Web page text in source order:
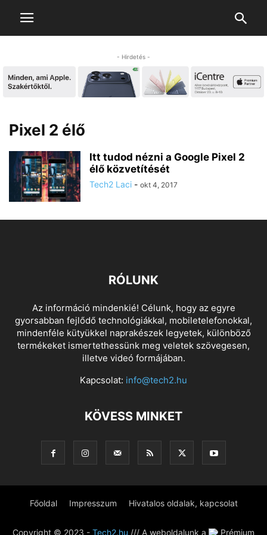
- Hirdetés -
Pixel 2 élő
Itt tudod nézni a Google Pixel 2
élő közvetítését
Tech2 Laci - okt 4, 2017
RÓLUNK
Az információ mindenkié! Célunk, hogy az egyre
gyorsabban fejlődő technológiákkal, mobiletelefonokkal,
mindenféle kütyükkel naprakészek legyetek, különböző
termékeket ismertethessünk meg veletek szövegesen,
illetve videó formájában.
Kapcsolat: info@tech2.hu
KÖVESS MINKET
Főoldal Impresszum Hivatalos oldalak, kapcsolat
Copyright © 2023 - Tech2.hu /// A weboldalunk a Prémium